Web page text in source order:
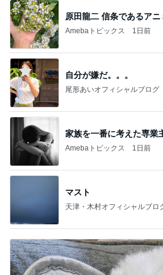
原田龍二 信条であるア
Amebaトピックス 1日前
自分が嫌だ。。。
尾形あいオフィシャルブログ
家族を一番に考えた専業
Amebaトピックス 1日前
マスト
天津・木村オフィシャルブロ